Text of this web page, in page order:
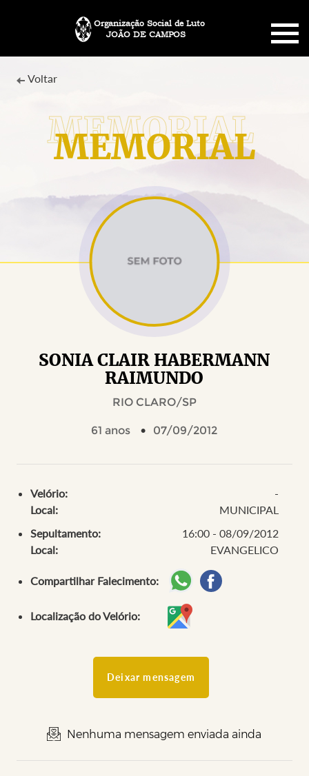
JOÃO DE CAMPOS
Organização Social de Luto
SOBRE NÓS
PLANO FUNERÁRIO
MENSAGENS
MEMORIAL
Voltar
SONIA CLAIR HABERMANN
RAIMUNDO
RIO CLARO/SP
61 anos 07/09/2012
Velório:
-
Local:
MUNICIPAL
Sepultamento:
16:00 - 08/09/2012
Local:
EVANGELICO
Compartilhar Falecimento:
Localização do Velório:
Deixar mensagem
Nenhuma mensagem enviada ainda